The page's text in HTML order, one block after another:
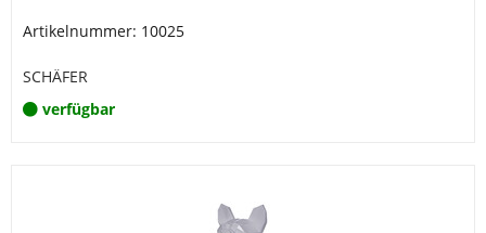
Artikelnummer: 10025
SCHÄFER
verfügbar